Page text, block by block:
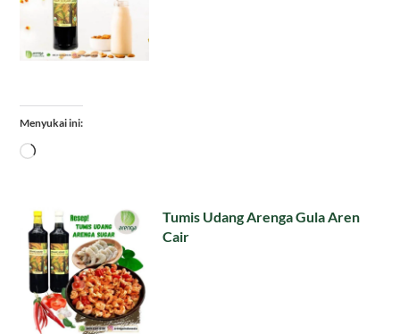
Menyukai ini:
Memuat...
Tumis Udang Arenga Gula Aren
Cair